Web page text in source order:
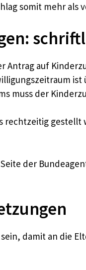
somit mehr als
Antrag auf
muss der
rechtzeitig
der
damit an die